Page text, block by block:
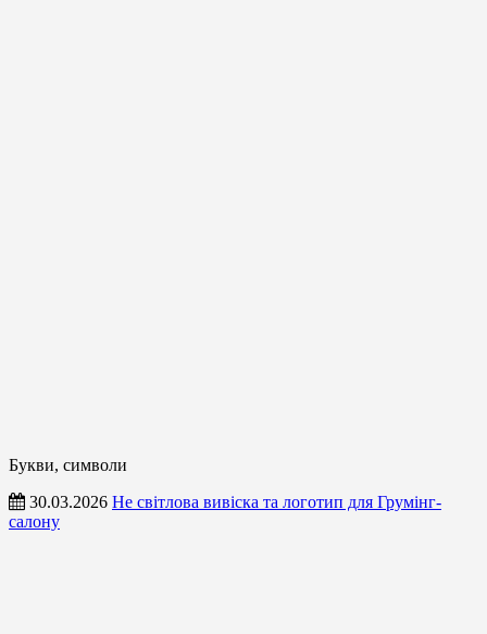
Букви, символи
30.03.2026 Не світлова вивіска та логотип для Грумінг-
салону